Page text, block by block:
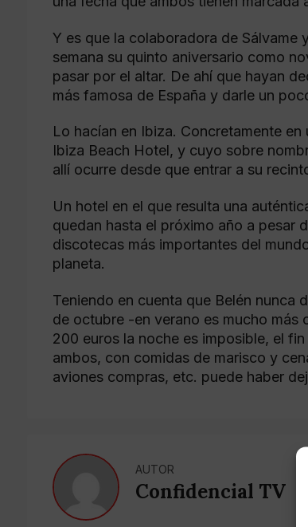
Y es que la colaboradora de
semana su quinto aniversario como
pasar por el altar. De ahí que hayan
más famosa de España y darle un
Lo hacían en Ibiza. Concretamente
Ibiza Beach Hotel, y cuyo sobre
allí ocurre desde que entrar a su
Un hotel en el que resulta una
quedan hasta el próximo año a pesar
discotecas más importantes del
planeta.
Teniendo en cuenta que Belén nunca
de octubre -en verano es mucho
200 euros la noche es imposible, el
ambos, con comidas de marisco y
aviones compras, etc. puede haber
AUTOR
Confidencial TV